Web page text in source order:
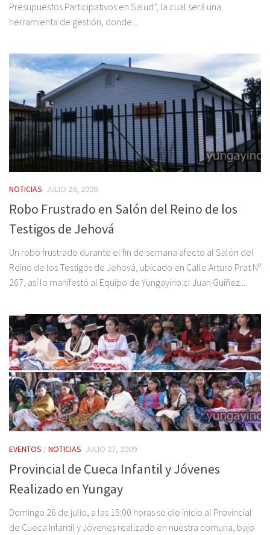
Presupuestos Participativos en Salud”, la cual será una
herramienta de gestión, donde...
NOTICIAS JULIO 29, 2009
Robo Frustrado en Salón del Reino de los
Testigos de Jehová
Un robo frustrado durante el fin de semana afecto al Salón del
Reino de los Testigos de Jehová, ubicado en Calle Arturo Prat Nº
267, así lo manifestó al Equipo de Yungayino.cl Juan Guiñez...
EVENTOS /NOTICIAS JULIO 27, 2009
Provincial de Cueca Infantil y Jóvenes
Realizado en Yungay
Domingo 26 de julio, a las 15:00 horas se dio inicio al Provincial
de Cueca Infantil y Jóvenes realizado en nuestra comuna, bajo